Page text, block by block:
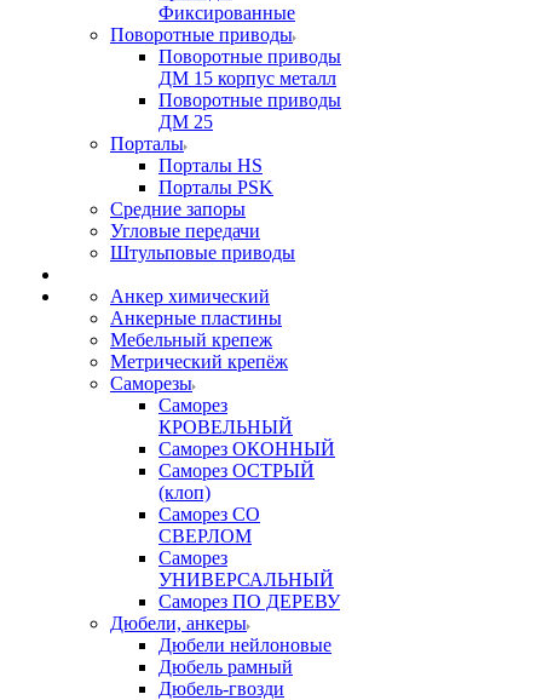
Фиксированные
Поворотные приводы
Поворотные приводы
ДМ 15 корпус металл
Поворотные приводы
ДМ 25
Порталы
Порталы HS
Порталы PSK
Средние запоры
Угловые передачи
Штульповые приводы
Анкер химический
Анкерные пластины
Мебельный крепеж
Метрический крепёж
Саморезы
Саморез
КРОВЕЛЬНЫЙ
Саморез ОКОННЫЙ
Саморез ОСТРЫЙ
(клоп)
Саморез СО
СВЕРЛОМ
Саморез
УНИВЕРСАЛЬНЫЙ
Саморез ПО ДЕРЕВУ
Дюбели, анкеры
Дюбели нейлоновые
Дюбель рамный
Дюбель-гвозди